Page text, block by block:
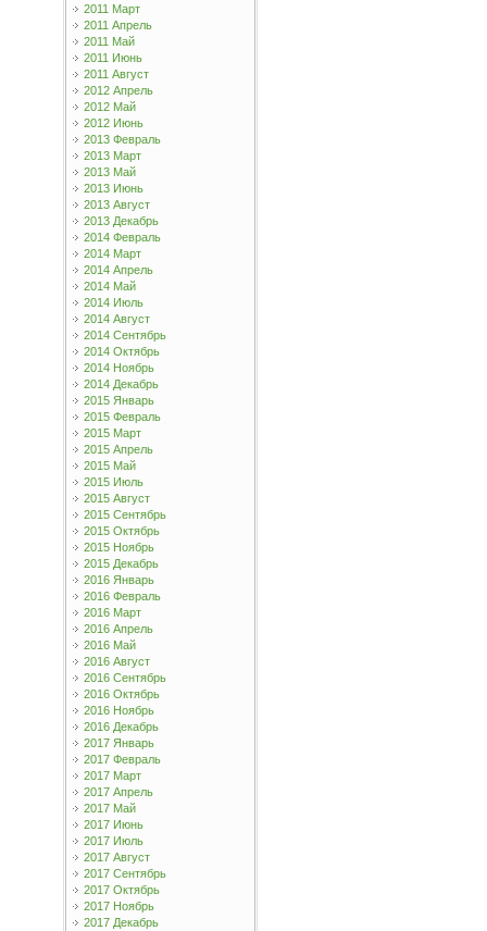
2011 Март
2011 Апрель
2011 Май
2011 Июнь
2011 Август
2012 Апрель
2012 Май
2012 Июнь
2013 Февраль
2013 Март
2013 Май
2013 Июнь
2013 Август
2013 Декабрь
2014 Февраль
2014 Март
2014 Апрель
2014 Май
2014 Июль
2014 Август
2014 Сентябрь
2014 Октябрь
2014 Ноябрь
2014 Декабрь
2015 Январь
2015 Февраль
2015 Март
2015 Апрель
2015 Май
2015 Июль
2015 Август
2015 Сентябрь
2015 Октябрь
2015 Ноябрь
2015 Декабрь
2016 Январь
2016 Февраль
2016 Март
2016 Апрель
2016 Май
2016 Август
2016 Сентябрь
2016 Октябрь
2016 Ноябрь
2016 Декабрь
2017 Январь
2017 Февраль
2017 Март
2017 Апрель
2017 Май
2017 Июнь
2017 Июль
2017 Август
2017 Сентябрь
2017 Октябрь
2017 Ноябрь
2017 Декабрь